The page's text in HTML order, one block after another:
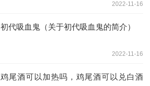
2022-11-16
初代吸血鬼（关于初代吸血鬼的简介）
2022-11-16
鸡尾酒可以加热吗，鸡尾酒可以兑白酒